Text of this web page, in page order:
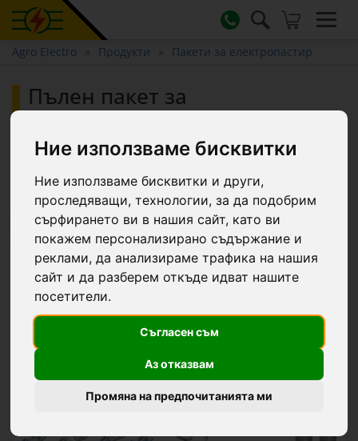
Ние използваме бисквитки
Ние използваме бисквитки и други,
проследяващи, технологии, за да подобрим
сърфирането ви в нашия сайт, като ви
покажем персонализирано съдържание и
реклами, да анализираме трафика на нашия
сайт и да разберем откъде идват нашите
посетители.
Съгласен съм
Аз отказвам
Промяна на предпочитанията ми
Agro Electro Продукти Пакети за електропастир
Пълен пакет за
електропастир 6000 м, 7,2
джаула, 230 V, за домашни
животни :: 6000 m
-13.1 €